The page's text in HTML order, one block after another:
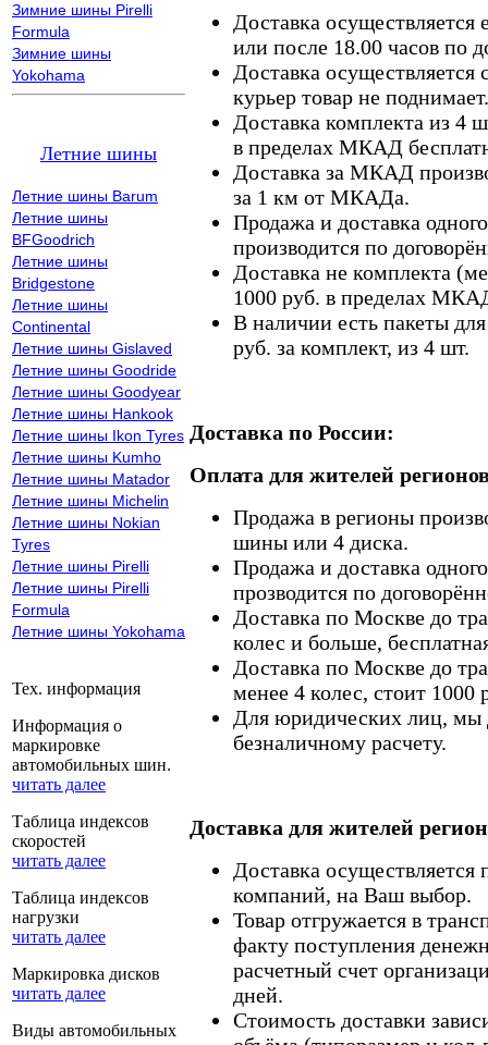
Зимние шины Pirelli
Formula
Зимние шины
Yokohama
Летние шины
Летние шины Barum
Летние шины
BFGoodrich
Летние шины
Bridgestone
Летние шины
Continental
Летние шины Gislaved
Летние шины Goodride
Летние шины Goodyear
Летние шины Hankook
Летние шины Ikon Tyres
Летние шины Kumho
Летние шины Matador
Летние шины Michelin
Летние шины Nokian
Tyres
Летние шины Pirelli
Летние шины Pirelli
Formula
Летние шины Yokohama
Тех. информация
Информация о
маркировке
автомобильных шин.
читать далее
Таблица индексов
скоростей
читать далее
Таблица индексов
нагрузки
читать далее
Маркировка дисков
читать далее
Виды автомобильных
Доставка осуществляется
или после 18.00 часов по
Доставка осуществляется
курьер товар не поднимает.
Доставка комплекта из 4
в пределах МКАД
Доставка за МКАД
за 1 км от МКАДа.
Продажа и доставка
производится по
Доставка не комплекта
1000 руб. в пределах
В наличии есть пакеты
руб. за комплект, из 4 шт.
Доставка по России:
Оплата для жителей
Продажа в регионы
шины или 4 диска.
Продажа и доставка
прозводится по
Доставка по Москве до
колес и больше,
Доставка по Москве до
менее 4 колес, стоит 1000
Для юридических лиц, мы
безналичному расчету.
Доставка для жителей
Доставка
компаний, на Ваш выбор.
Товар отгружается в
факту поступления
расчетный счет
дней.
Стоимость доставки